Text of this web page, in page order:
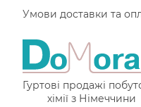
Умови доставки та
Гуртові продажі
хімії з Німеччини